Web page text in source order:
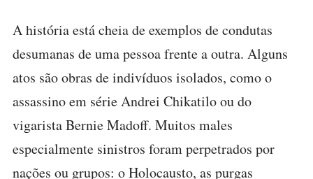
A história está cheia de exemplos de condutas
desumanas de uma pessoa frente a outra. Alguns
atos são obras de indivíduos isolados, como o
assassino em série Andrei Chikatilo ou do
vigarista Bernie Madoff. Muitos males
especialmente sinistros foram perpetrados por
nações ou grupos: o Holocausto, as purgas